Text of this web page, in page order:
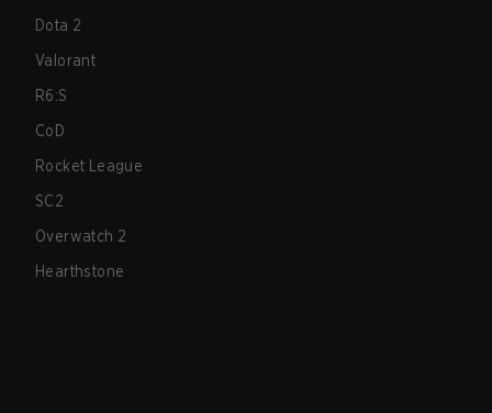
Dota 2
Valorant
R6:S
CoD
Rocket League
SC2
Overwatch 2
Hearthstone